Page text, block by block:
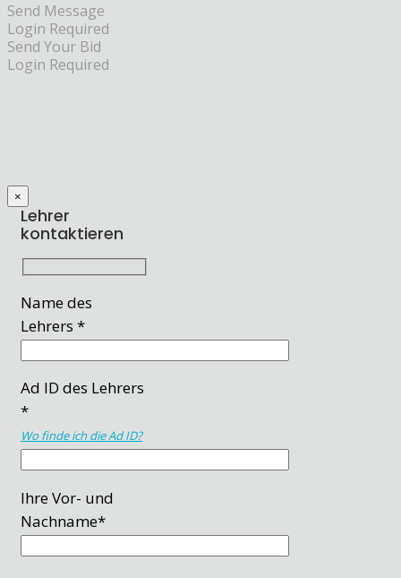
Send Message
Login Required
Send Your Bid
Login Required
×
Lehrer
kontaktieren
Name des
Lehrers *
Ad ID des Lehrers
*
Wo finde ich die Ad ID?
Ihre Vor- und
Nachname*